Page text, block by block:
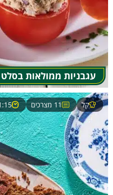
עגבניות ממולאות
קל 11 מצרכים